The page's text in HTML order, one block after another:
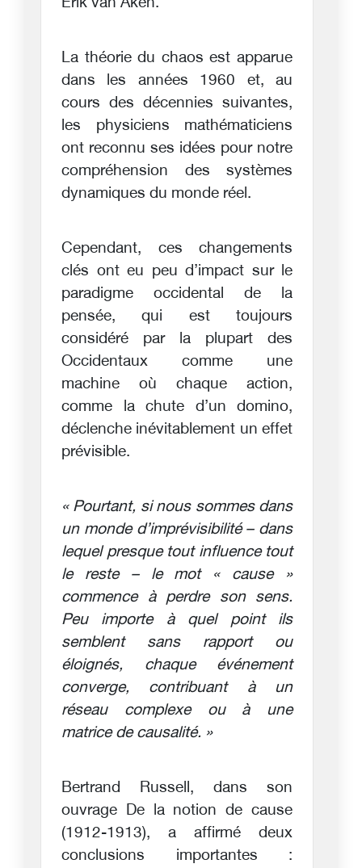
La théorie du chaos est apparue
dans les années 1960 et, au
cours des décennies suivantes,
les physiciens mathématiciens
ont reconnu ses idées pour notre
compréhension des systèmes
dynamiques du monde réel.
Cependant, ces changements
clés ont eu peu d’impact sur le
paradigme occidental de la
pensée, qui est toujours
considéré par la plupart des
Occidentaux comme une
machine où chaque action,
comme la chute d’un domino,
déclenche inévitablement un effet
prévisible.
« Pourtant, si nous sommes dans
un monde d’imprévisibilité – dans
lequel presque tout influence tout
le reste – le mot « cause »
commence à perdre son sens.
Peu importe à quel point ils
semblent sans rapport ou
éloignés, chaque événement
converge, contribuant à un
réseau complexe ou à une
matrice de causalité. »
Bertrand Russell, dans son
ouvrage De la notion de cause
(1912-1913), a affirmé deux
conclusions importantes :